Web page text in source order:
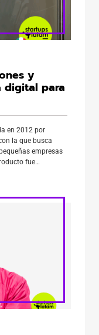
y
digital para
en 2012 por
la que busca
empresas
fue